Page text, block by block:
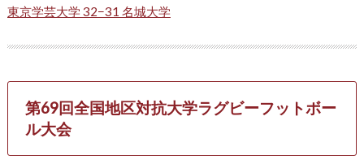
東京学芸大学 32−31 名城大学
第69回全国地区対抗大学ラグビーフットボー
ル大会